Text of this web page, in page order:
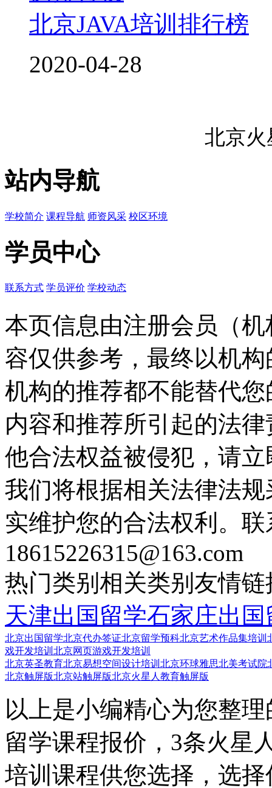
北京JAVA培训排行榜
2020-04-28
北京火
站内导航
学校简介 课程导航 师资风采 校区环境
学员中心
联系方式 学员评价 学校动态
本页信息由注册会员（
容仅供参考，最终以机
机构的推荐都不能替代
内容和推荐所引起的法
他合法权益被侵犯，请
我们将根据相关法律法
实维护您的合法权利。
18615226315@163.com
热门类别 相关类别 友情链
天津出国留学石家庄出国
北京出国留学北京代办签证北京留学预科北京艺术作品集培训
戏开发培训 北京网页游戏开发培训
北京英圣教育北京易想空间设计培训 北京环球雅思北美考试院
北京触屏版北京站触屏版北京火星人教育触屏版
以上是小编精心为您整
留学课程报价，3条火星
培训课程供您选择，选